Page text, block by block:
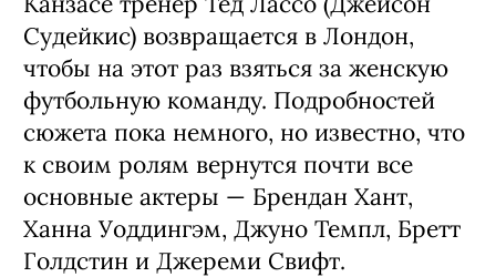
Судейкис) возвращается в Лондон,
чтобы на этот раз взяться за женскую
футбольную команду. Подробностей
сюжета пока немного, но известно, что
к своим ролям вернутся почти все
основные актеры — Брендан Хант,
Ханна Уоддингэм, Джуно Темпл, Бретт
Голдстин и Джереми Свифт.